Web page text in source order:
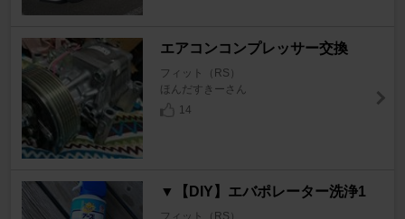
エアコンコンプレッサー交換
フィット（RS）
ほんだすきーさん
14
▼【DIY】エバポレーター洗浄1
フィット（RS）